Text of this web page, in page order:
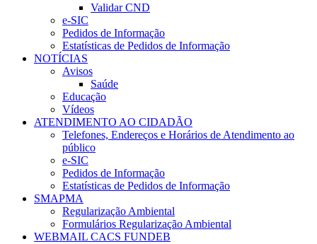
Validar CND
e-SIC
Pedidos de Informação
Estatísticas de Pedidos de Informação
NOTÍCIAS
Avisos
Saúde
Educação
Vídeos
ATENDIMENTO AO CIDADÃO
Telefones, Endereços e Horários de Atendimento ao
público
e-SIC
Pedidos de Informação
Estatísticas de Pedidos de Informação
SMAPMA
Regularização Ambiental
Formulários Regularização Ambiental
WEBMAIL CACS FUNDEB